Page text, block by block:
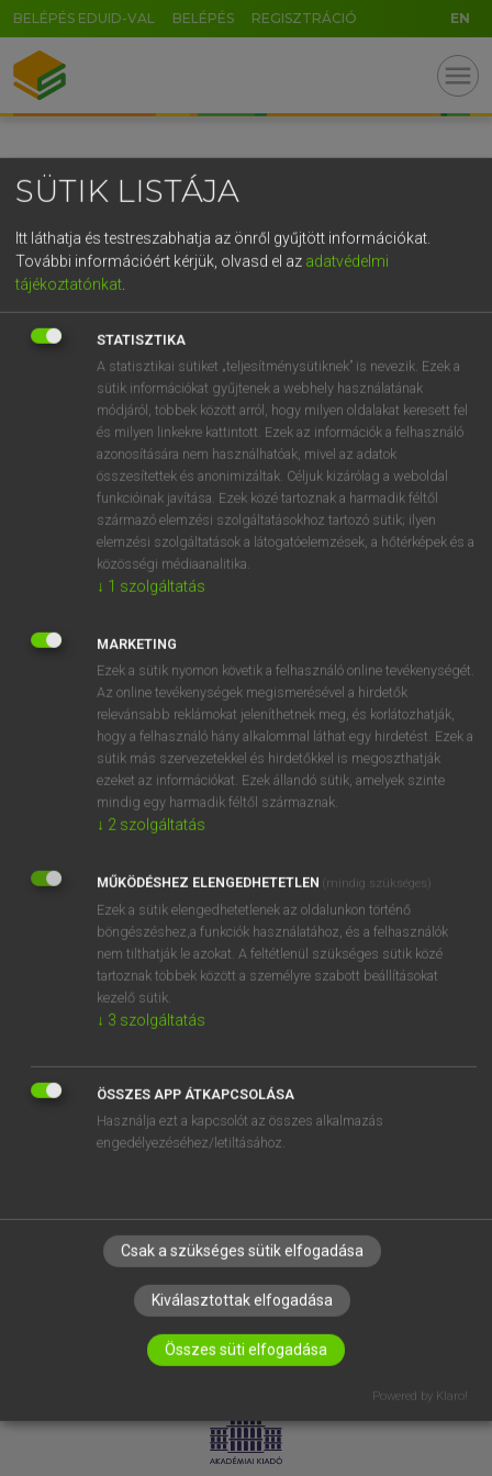
BELÉPÉS EDUID-VAL BELÉPÉS REGISZTRÁCIÓ EN
menu
OOOOPS!
SZOTAR.NET APPLIKÁCIÓ
MICROSOFT OFFICE BŐVÍTMÉNY
BEÉPÜLŐ SZÓTÁRMODUL
ONLINE NYELVVIZSGA
EGYÉNI FELHASZNÁLÓKNAK
TANULÓKNAK
OKTATÁSI INTÉZMÉNYEKNEK
VÁLLALATI MEGOLDÁSOK
RÓLUNK
ELÉRHETŐSÉG
SÜTI BEÁLLÍTÁSOK
LICENCSZERZŐDÉS ADATVÉDELEM
SÜTIK LISTÁJA
Itt láthatja és testreszabhatja az önről gyűjtött információkat.
További információért kérjük, olvasd el az adatvédelmi
tájékoztatónkat
STATISZTIKA
A statisztikai sütiket „teljesítménysütiknek” is nevezik. Ezek a
sütik információkat gyűjtenek a webhely használatának
módjáról, többek között arról, hogy milyen oldalakat keresett fel
és milyen linkekre kattintott. Ezek az információk a felhasználó
azonosítására nem használhatóak, mivel az adatok
összesítettek és anonimizáltak. Céljuk kizárólag a weboldal
funkcióinak javítása. Ezek közé tartoznak a harmadik féltől
származó elemzési szolgáltatásokhoz tartozó sütik; ilyen
elemzési szolgáltatások a látogatóelemzések, a hőtérképek és a
közösségi médiaanalitika.
↓ 1 szolgáltatás
MARKETING
Ezek a sütik nyomon követik a felhasználó online tevékenységét.
Az online tevékenységek megismerésével a hirdetők
relevánsabb reklámokat jeleníthetnek meg, és korlátozhatják,
hogy a felhasználó hány alkalommal láthat egy hirdetést. Ezek a
sütik más szervezetekkel és hirdetőkkel is megoszthatják
ezeket az információkat. Ezek állandó sütik, amelyek szinte
mindig egy harmadik féltől származnak.
↓ 2 szolgáltatás
MŰKÖDÉSHEZ ELENGEDHETETLEN (mindig szükséges)
Ezek a sütik elengedhetetlenek az oldalunkon történő
böngészéshez,a funkciók használatához, és a felhasználók
nem tilthatják le azokat. A feltétlenül szükséges sütik közé
tartoznak többek között a személyre szabott beállításokat
kezelő sütik.
↓ 3 szolgáltatás
ÖSSZES APP ÁTKAPCSOLÁSA
Használja ezt a kapcsolót az összes alkalmazás
engedélyezéséhez/letiltásához.
Csak a szükséges sütik elfogadása
Kiválasztottak elfogadása
Összes süti elfogadása
Powered by Klaro!
GR
5
g h k l
v b n m , . - AltGr